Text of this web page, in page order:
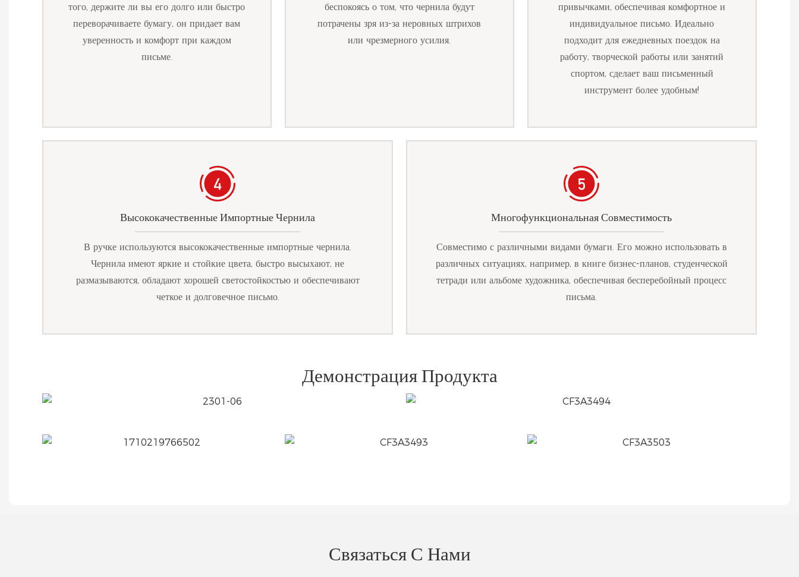
того, держите ли вы его долго или быстро
переворачиваете бумагу, он придает вам
уверенность и комфорт при каждом
письме.
беспокоясь о том, что чернила будут
потрачены зря из-за неровных штрихов
или чрезмерного усилия.
привычками, обеспечивая комфортное и
индивидуальное письмо. Идеально
подходит для ежедневных поездок на
работу, творческой работы или занятий
спортом, сделает ваш письменный
инструмент более удобным!
Высококачественные Импортные Чернила
В ручке используются высококачественные импортные чернила.
Чернила имеют яркие и стойкие цвета, быстро высыхают, не
размазываются, обладают хорошей светостойкостью и обеспечивают
четкое и долговечное письмо.
Многофункциональная Совместимость
Совместимо с различными видами бумаги. Его можно использовать в
различных ситуациях, например, в книге бизнес-планов, студенческой
тетради или альбоме художника, обеспечивая бесперебойный процесс
письма.
Демонстрация Продукта
Связаться С Нами